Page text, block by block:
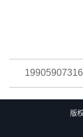
19905907316
版